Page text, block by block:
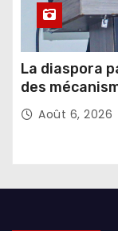
La diaspora
des
Août 6, 2026